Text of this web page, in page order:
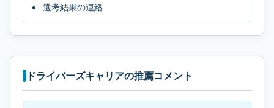
選考結果の連絡
ドライバーズキャリアの推薦コメント